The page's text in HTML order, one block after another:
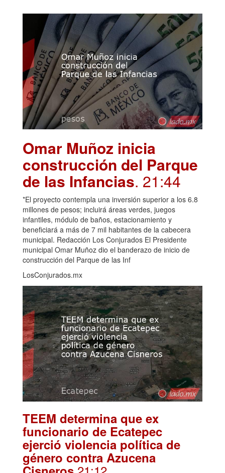
Omar Muñoz inicia
construcción del Parque
de las Infancias. 21:44
*El proyecto contempla una inversión superior a los 6.8
millones de pesos; incluirá áreas verdes, juegos
infantiles, módulo de baños, estacionamiento y
beneficiará a más de 7 mil habitantes de la cabecera
municipal. Redacción Los Conjurados El Presidente
municipal Omar Muñoz dio el banderazo de inicio de
construcción del Parque de las Inf
LosConjurados.mx
TEEM determina que ex
funcionario de Ecatepec
ejerció violencia política de
género contra Azucena